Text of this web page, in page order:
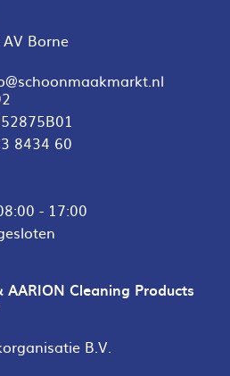
Borne
8434 60
- 17:00
Cleaning Products
B.V.